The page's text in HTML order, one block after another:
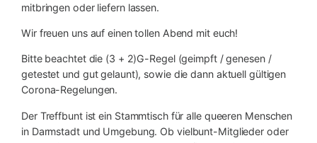
mitbringen oder liefern lassen.
Wir freuen uns auf einen tollen Abend mit euch!
Bitte beachtet die (3 + 2)G-Regel (geimpft / genesen /
getestet und gut gelaunt), sowie die dann aktuell gültigen
Corona-Regelungen.
Der Treffbunt ist ein Stammtisch für alle queeren Menschen
in Darmstadt und Umgebung. Ob vielbunt-Mitglieder oder